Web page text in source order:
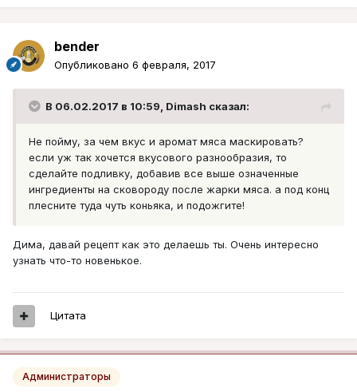
bender
Опубликовано 6 февраля, 2017
В 06.02.2017 в 10:59, Dimash сказал:
Не пойму, за чем вкус и аромат мяса маскировать?
если уж так хочется вкусового разнообразия, то
сделайте подливку, добавив все выше означенные
ингредиенты на сковороду после жарки мяса. а под конц
плесните туда чуть коньяка, и подожгите!
Дима, давай рецепт как это делаешь ты. Очень интересно
узнать что-то новенькое.
Цитата
Администраторы